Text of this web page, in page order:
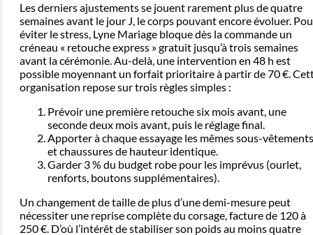
Les derniers ajustements se jouent rarement plus de quatre
semaines avant le jour J, le corps pouvant encore évoluer.
éviter le stress, Lyne Mariage bloque dès la commande un
créneau « retouche express » gratuit jusqu’à trois semaines
avant la cérémonie. Au-delà, une intervention en 48 h est
possible moyennant un forfait prioritaire à partir de 70 €.
organisation repose sur trois règles simples :
Prévoir une première retouche six mois avant, une
seconde deux mois avant, puis le réglage final.
Apporter à chaque essayage les mêmes sous-vêtements
et chaussures de hauteur identique.
Garder 3 % du budget robe pour les imprévus (ourlet,
renforts, boutons supplémentaires).
Un changement de taille de plus d’une demi-mesure peut
nécessiter une reprise complète du corsage, facture de 120 à
250 €. D’où l’intérêt de stabiliser son poids au moins quatre